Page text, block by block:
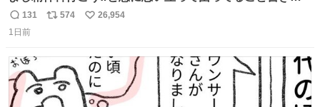
してたらペン止まらなくなってすごい勢いで埋まってワロ
タ
返
信
131
リ
ト
数
574
い
数
26,954
1日前